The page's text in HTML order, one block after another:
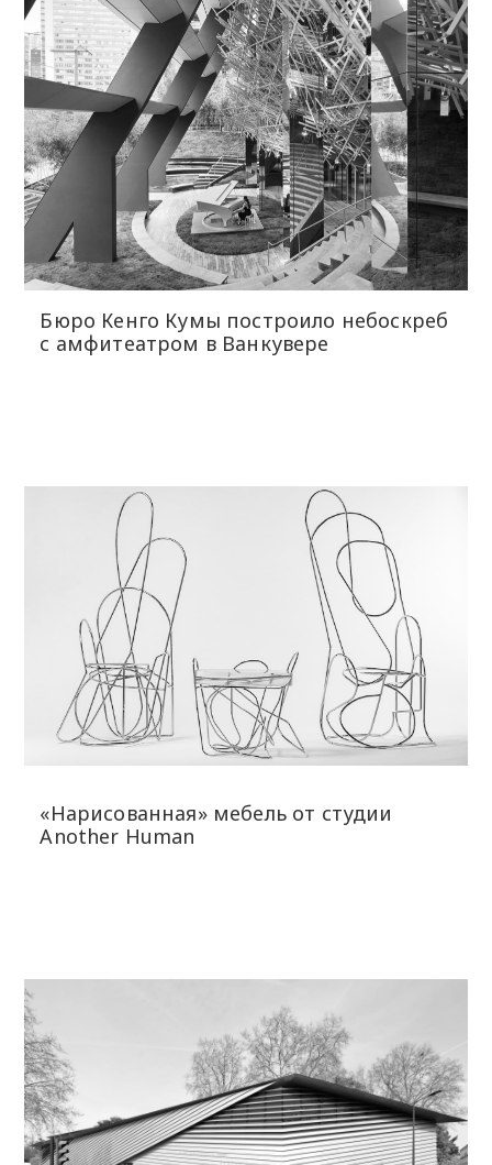
Бюро Кенго Кумы построило небоскреб
с амфитеатром в Ванкувере
«Нарисованная» мебель от студии
Another Human